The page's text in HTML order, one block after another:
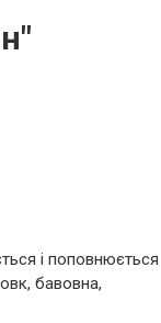
і поповнюється
бавовна,